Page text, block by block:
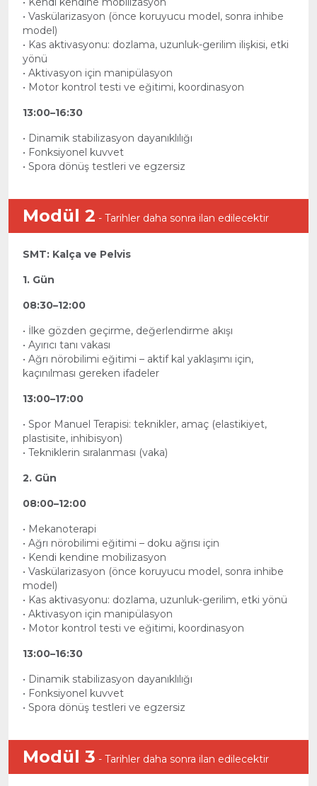
• Vaskülarizasyon (önce koruyucu model, sonra inhibe
model)
• Kas aktivasyonu: dozlama, uzunluk-gerilim ilişkisi, etki
yönü
• Aktivasyon için manipülasyon
• Motor kontrol testi ve eğitimi, koordinasyon
13:00–16:30
• Dinamik stabilizasyon dayanıklılığı
• Fonksiyonel kuvvet
• Spora dönüş testleri ve egzersiz
Modül 2 - Tarihler daha sonra ilan edilecektir
SMT: Kalça ve Pelvis
1. Gün
08:30–12:00
• İlke gözden geçirme, değerlendirme akışı
• Ayırıcı tanı vakası
• Ağrı nörobilimi eğitimi – aktif kal yaklaşımı için,
kaçınılması gereken ifadeler
13:00–17:00
• Spor Manuel Terapisi: teknikler, amaç (elastikiyet,
plastisite, inhibisyon)
• Tekniklerin sıralanması (vaka)
2. Gün
08:00–12:00
• Mekanoterapi
• Ağrı nörobilimi eğitimi – doku ağrısı için
• Kendi kendine mobilizasyon
• Vaskülarizasyon (önce koruyucu model, sonra inhibe
model)
• Kas aktivasyonu: dozlama, uzunluk-gerilim, etki yönü
• Aktivasyon için manipülasyon
• Motor kontrol testi ve eğitimi, koordinasyon
13:00–16:30
• Dinamik stabilizasyon dayanıklılığı
• Fonksiyonel kuvvet
• Spora dönüş testleri ve egzersiz
Modül 3 - Tarihler daha sonra ilan edilecektir